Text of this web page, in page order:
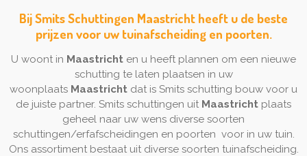
Bij Smits Schuttingen Maastricht heeft u de beste
prijzen voor uw tuinafscheiding en poorten.
U woont in Maastricht en u heeft plannen om een nieuwe
schutting te laten plaatsen in uw
woonplaats Maastricht dat is Smits schutting bouw voor u
de juiste partner. Smits schuttingen uit Maastricht plaats
geheel naar uw wens diverse soorten
schuttingen/erfafscheidingen en poorten voor in uw tuin.
Ons assortiment bestaat uit diverse soorten tuinafscheiding.